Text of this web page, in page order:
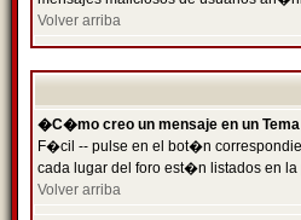
Volver arriba
�C�mo creo un mensaje en un Tema
F�cil -- pulse en el bot�n
cada lugar del foro est�n listados en
Volver arriba